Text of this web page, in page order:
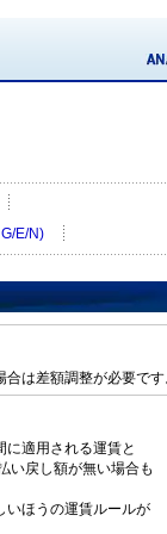
E/N)
合は差額調整が必要で
に適用される運賃と
い戻し額が無い場合も
いほうの運賃ルールが